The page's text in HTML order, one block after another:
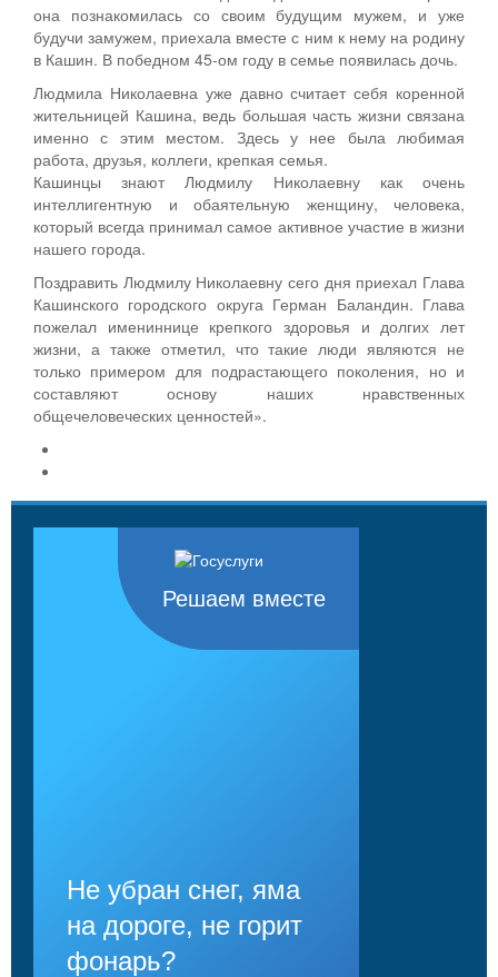
она познакомилась со своим будущим мужем, и уже
будучи замужем, приехала вместе с ним к нему на родину
в Кашин. В победном 45-ом году в семье появилась дочь.
Людмила Николаевна уже давно считает себя коренной
жительницей Кашина, ведь большая часть жизни связана
именно с этим местом. Здесь у нее была любимая
работа, друзья, коллеги, крепкая семья.
Кашинцы знают Людмилу Николаевну как очень
интеллигентную и обаятельную женщину, человека,
который всегда принимал самое активное участие в жизни
нашего города.
Поздравить Людмилу Николаевну сего дня приехал Глава
Кашинского городского округа Герман Баландин. Глава
пожелал имениннице крепкого здоровья и долгих лет
жизни, а также отметил, что такие люди являются не
только примером для подрастающего поколения, но и
составляют основу наших нравственных
общечеловеческих ценностей».
Решаем вместе
Не убран снег, яма
на дороге, не горит
фонарь?